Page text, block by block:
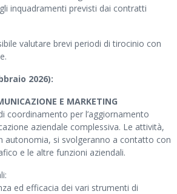
inquadramenti previsti dai contratti
valutare brevi periodi di tirocinio con
2026):
E MARKETING
coordinamento per l’aggiornamento
aziendale complessiva. Le attività,
autonomia, si svolgeranno a contatto con
e le altre funzioni aziendali.
ed efficacia dei vari strumenti di